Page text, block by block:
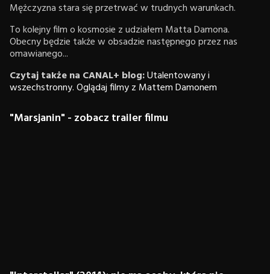
Mężczyzna stara się przetrwać w trudnych warunkach.
To kolejny film o kosmosie z udziałem Matta Damona.
Obecny będzie także w obsadzie następnego przez nas
omawianego...
Czytaj także na CANAL+ blog:Utalentowany i
wszechstronny. Oglądaj filmy z Mattem Damonem
"Marsjanin" - zobacz trailer filmu